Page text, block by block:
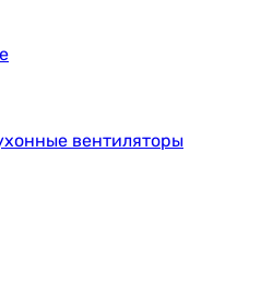
вентиляторы